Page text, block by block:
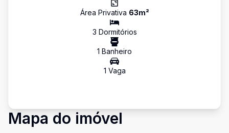
Área Privativa 63m²
3 Dormitórios
1 Banheiro
1 Vaga
Mapa do imóvel